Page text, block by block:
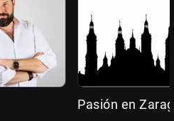
Pasión en